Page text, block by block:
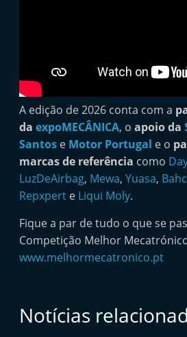
u
o
m
ó
v
e
l
e
m
P
t
A edição de 2026 conta com a
daexpoMECÂNICA, oapoio da
Santos e Motor Portugal e o
marcas de referência como
LuzDeAirbag, Mewa,Yuasa,
Repxpert e Liqui Moly.
Fique a par de tudo o que se
Competição Melhor
www.melhormecatronico.pt
Notícias